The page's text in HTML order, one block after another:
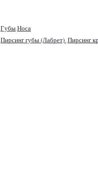
Губы,Носа
Пирсинг губы (Лабрет) ,Пирсинг